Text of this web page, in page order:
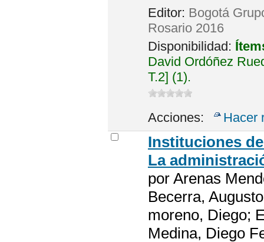
Editor: Bogotá
Rosario 2016
Disponibilidad:
David Ordóñez
T.2] (1).
Acciones: Hacer
Instituciones
La
por Arenas
Becerra,
moreno, Diego;
Medina, Diego